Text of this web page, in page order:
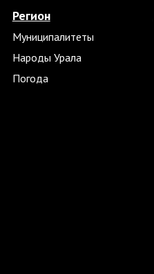
Регион
Муниципалитеты
Народы Урала
Погода